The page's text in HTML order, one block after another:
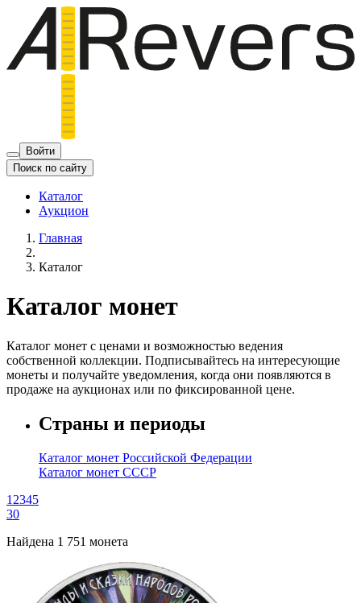
Войти
Поиск по сайту
Каталог
Аукцион
Главная
Каталог
Каталог монет
Каталог монет с ценами и возможностью ведения
собственной коллекции. Подписывайтесь на интересующие
монеты и получайте уведомления, когда они появляются в
продаже на аукционах или по фиксированной цене.
Страны и периоды
Каталог монет Российской Федерации
Каталог монет СССР
1 2345
30
Найдена 1 751 монета